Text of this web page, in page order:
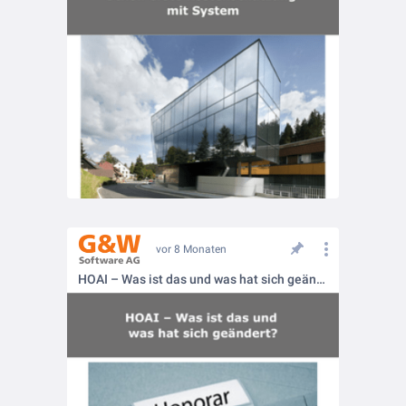
vor 8 Monaten
HOAI – Was ist das und was hat sich geändert?